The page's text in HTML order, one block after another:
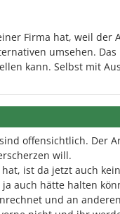
Firma hat, weil der
umsehen.
kann. Selbst mit
offensichtlich. Der
will.
ist da jetzt auch
auch hätte halten
und an